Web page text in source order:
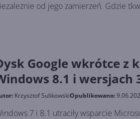
od jego zamierzeń. Gdzie
Google wkrótce z
8.1 i wersjach
Krzysztof SulikowskiOpublikowano:
7 i 8.1 utraciły wsparcie